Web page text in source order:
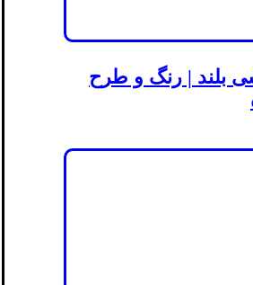
بلند | رنگ و طرح